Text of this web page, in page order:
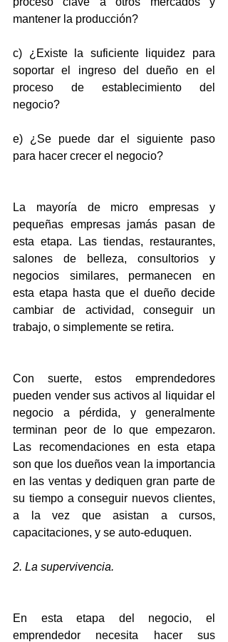
mantener la producción?
c) ¿Existe la suficiente liquidez para
soportar el ingreso del dueño en el
proceso de establecimiento del
negocio?
e) ¿Se puede dar el siguiente paso
para hacer crecer el negocio?
La mayoría de micro empresas y
pequeñas empresas jamás pasan de
esta etapa. Las tiendas, restaurantes,
salones de belleza, consultorios y
negocios similares, permanecen en
esta etapa hasta que el dueño decide
cambiar de actividad, conseguir un
trabajo, o simplemente se retira.
Con suerte, estos emprendedores
pueden vender sus activos al liquidar el
negocio a pérdida, y generalmente
terminan peor de lo que empezaron.
Las recomendaciones en esta etapa
son que los dueños vean la importancia
en las ventas y dediquen gran parte de
su tiempo a conseguir nuevos clientes,
a la vez que asistan a cursos,
capacitaciones, y se auto-eduquen.
2. La supervivencia.
En esta etapa del negocio, el
emprendedor necesita hacer sus